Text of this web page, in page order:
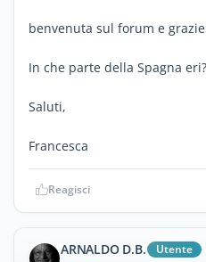
benvenuta sul forum e
In che parte della Spagna eri?
Saluti,
Francesca
Reagisci
ARNALDO D.B. Utente